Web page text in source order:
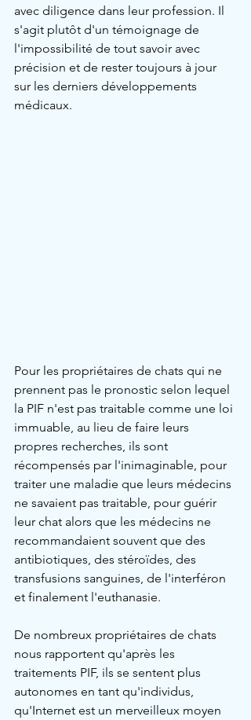
avec diligence dans leur profession. Il
s'agit plutôt d'un témoignage de
l'impossibilité de tout savoir avec
précision et de rester toujours à jour
sur les derniers développements
médicaux.
Pour les propriétaires de chats qui ne
prennent pas le pronostic selon lequel
la PIF n'est pas traitable comme une loi
immuable, au lieu de faire leurs
propres recherches, ils sont
récompensés par l'inimaginable, pour
traiter une maladie que leurs médecins
ne savaient pas traitable, pour guérir
leur chat alors que les médecins ne
recommandaient souvent que des
antibiotiques, des stéroïdes, des
transfusions sanguines, de l'interféron
et finalement l'euthanasie.
De nombreux propriétaires de chats
nous rapportent qu'après les
traitements PIF, ils se sentent plus
autonomes en tant qu'individus,
qu'Internet est un merveilleux moyen